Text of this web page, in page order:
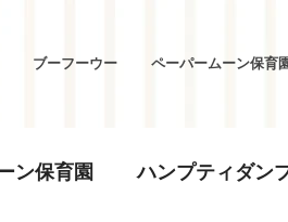
ブーフーウー ペーパームーン保育
ン保育園 ハンプティダン